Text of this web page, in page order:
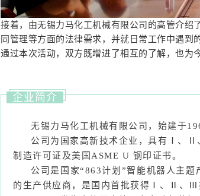
接着，由无锡力马化工机械有限公司的高管介绍
同管理等方面的法律需求，并就日常工作中遇到
通过本次活动，双方既增进了相互的了解，也为
企业简介
无锡力马化工机械有限公司，始建于
公司为国家高新技术企业，具有Ⅰ、Ⅱ
制造许可证及美国ASME U 钢印证书。
公司是国家“863计划”智能机器人主
的生产供应商，是国内首批获得Ⅰ、Ⅱ、Ⅲ